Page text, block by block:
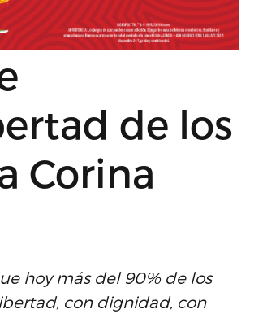
de los
Corina
hoy más del 90% de los
con dignidad, con